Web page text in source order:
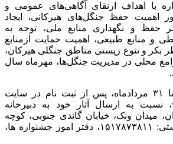
با اهداف ارتقای آگاهی‌های عمومی و
اهمیت حفظ جنگل‌های هیرکانی، ایجاد
حفظ و نگهداری منابع ملی، توجه به
و منابع طبیعی، اهمیت حمایت ازمنابع
بکر و تنوع زیستی مناطق جنگلی هیرکان،
محلی در مدیریت جنگل‌ها، مهرماه سال
علاقه‌مندان می‌توانند تا ۳۱ مردادماه، پس از ثبت نام در سایت
، نسبت به ارسال آثار خود به دبیرخانه
میدان ونک، خیابان گاندی جنوبی، کوچه
نوزدهم، پلاک ۲۰، کدپستی: ۱۵۱۷۸۷۳۸۱۱، دفتر امور جشنواره ها،